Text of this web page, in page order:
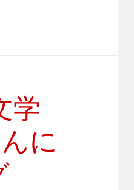
学
に